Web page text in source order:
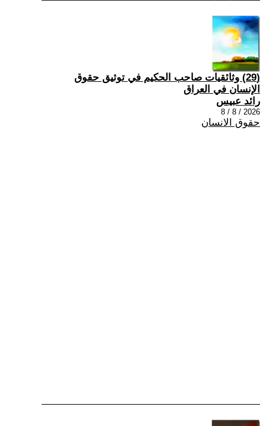
(29) وثائقيات صاحب الحكيم في توثيق حقوق
الإنسان في العراق
رائد عبيس
2026 / 8 / 8
حقوق الانسان